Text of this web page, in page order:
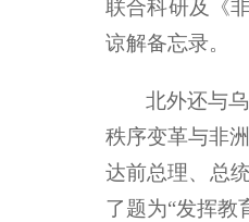
联合科研及《
谅解备忘录。
北外还与
秩序变革与非
达前总理、总
了题为“发挥教